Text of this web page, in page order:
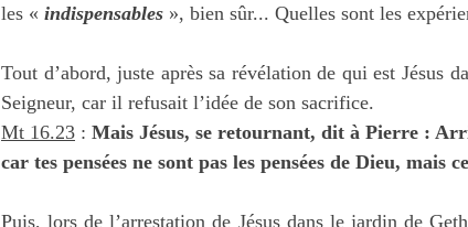
les « indispensables », bien sûr... Quelles sont les
Tout d’abord, juste après sa révélation de qui est Jésus
Seigneur, car il refusait l’idée de son sacrifice.
Mt 16.23 : Mais Jésus, se retournant, dit à Pierre :
car tes pensées ne sont pas les pensées de Dieu, mais
Puis, lors de l’arrestation de Jésus dans le jardin de